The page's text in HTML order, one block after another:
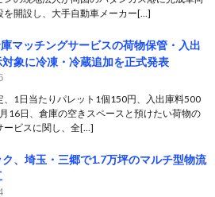
を開設し、大手自動車メーカー[…]
マッチングサービスの荷物保管・入出
象に冷凍・冷蔵追加を正式発表
、1日当たりパレット1個150円、入出庫料500
16日、倉庫の空きスペースと預けたい荷物の
ービスに関し、全[…]
ク、埼玉・三郷で1.7万坪のマルチ型物流